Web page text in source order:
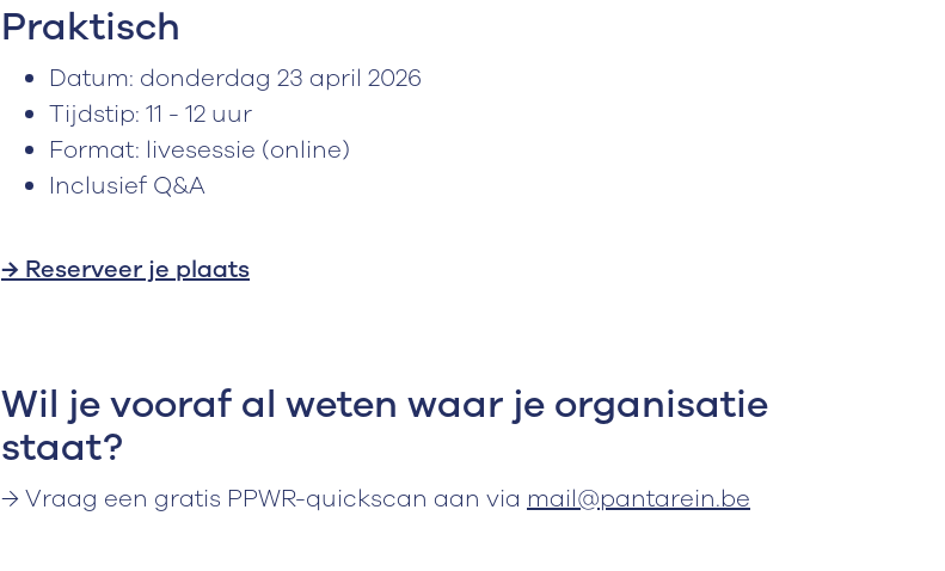
Praktisch
Datum: donderdag 23 april 2026
Tijdstip: 11 - 12 uur
Format: livesessie (online)
Inclusief Q&A
→ Reserveer je plaats
Wil je vooraf al weten waar je organisatie
staat?
→ Vraag een gratis PPWR-quickscan aan via mail@pantarein.be